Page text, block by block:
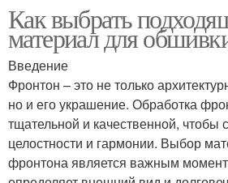
Как выбрать
материал для
Введение
Фронтон – это не только
но и его украшение. Обработка
тщательной и качественной, чтобы
целостности и гармонии. Выбор
фронтона является важным